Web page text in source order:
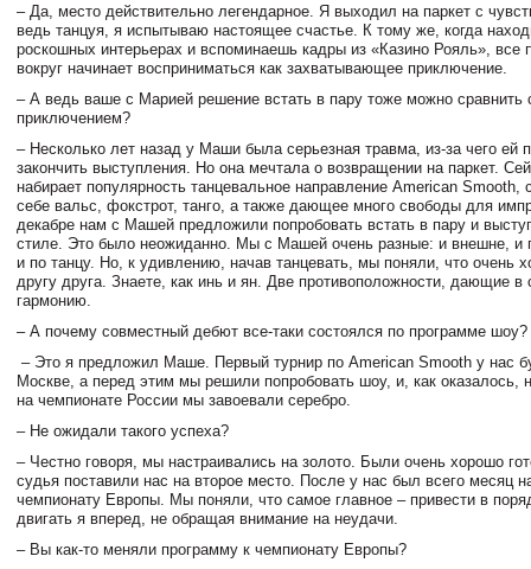
– Да, место действительно легендарное. Я выходил на паркет с
ведь танцуя, я испытываю настоящее счастье. К тому же, когда
роскошных интерьерах и вспоминаешь кадры из «Казино Рояль», все
вокруг начинает восприниматься как захватывающее приключение.
– А ведь ваше с Марией решение встать в пару тоже можно
приключением?
– Несколько лет назад у Маши была серьезная травма, из-за чего ей
закончить выступления. Но она мечтала о возвращении на паркет.
набирает популярность танцевальное направление American
себе вальс, фокстрот, танго, а также дающее много свободы для
декабре нам с Машей предложили попробовать встать в пару и
стиле. Это было неожиданно. Мы с Машей очень разные: и внешне, и
и по танцу. Но, к удивлению, начав танцевать, мы поняли, что очень
другу друга. Знаете, как инь и ян. Две противоположности, дающие в
гармонию.
– А почему совместный дебют все-таки состоялся по программе шоу?
– Это я предложил Маше. Первый турнир по American Smooth у нас
Москве, а перед этим мы решили попробовать шоу, и, как оказалось,
на чемпионате России мы завоевали серебро.
– Не ожидали такого успеха?
– Честно говоря, мы настраивались на золото. Были очень хорошо
судья поставили нас на второе место. После у нас был всего месяц
чемпионату Европы. Мы поняли, что самое главное – привести в
двигать я вперед, не обращая внимание на неудачи.
– Вы как-то меняли программу к чемпионату Европы?